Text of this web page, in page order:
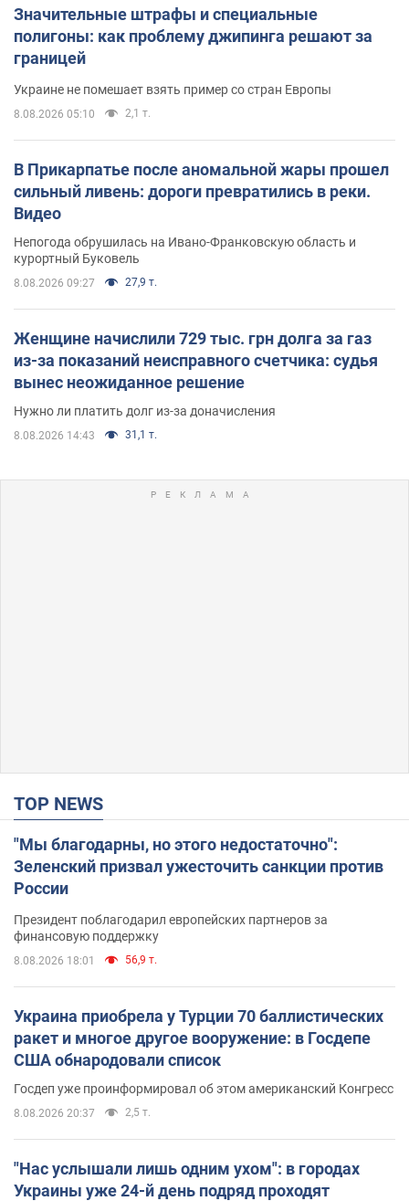
Значительные штрафы и специальные
полигоны: как проблему джипинга решают за
границей
Украине не помешает взять пример со стран Европы
8.08.2026 05:10 2,1 т.
В Прикарпатье после аномальной жары прошел
сильный ливень: дороги превратились в реки.
Видео
Непогода обрушилась на Ивано-Франковскую область и
курортный Буковель
8.08.2026 09:27 27,9 т.
Женщине начислили 729 тыс. грн долга за газ
из-за показаний неисправного счетчика: судья
вынес неожиданное решение
Нужно ли платить долг из-за доначисления
8.08.2026 14:43 31,1 т.
TOP NEWS
"Мы благодарны, но этого недостаточно":
Зеленский призвал ужесточить санкции против
России
Президент поблагодарил европейских партнеров за
финансовую поддержку
8.08.2026 18:01 56,9 т.
Украина приобрела у Турции 70 баллистических
ракет и многое другое вооружение: в Госдепе
США обнародовали список
Госдеп уже проинформировал об этом американский Конгресс
8.08.2026 20:37 2,5 т.
"Нас услышали лишь одним ухом": в городах
Украины уже 24-й день подряд проходят